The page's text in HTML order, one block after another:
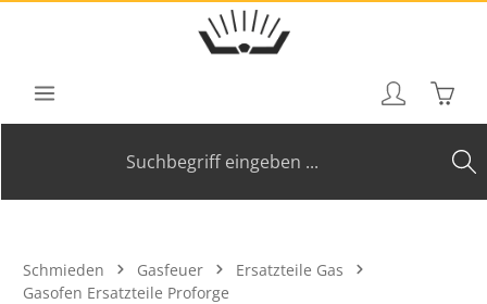
Zum Hauptinhalt springen
Schmieden Gasfeuer
Ersatzteile Gas
Gasofen Ersatzteile Proforge